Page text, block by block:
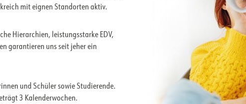
mit eignen Standorten aktiv.
Hierarchien, leistungsstarke EDV,
garantieren uns seit jeher ein
und Schüler sowie Studierende.
3 Kalenderwochen.